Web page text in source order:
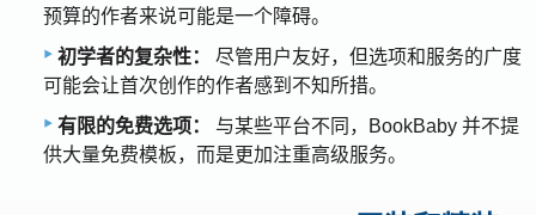
预算的作者来说可能是一个障碍。
初学者的复杂性：
尽管用户友好，但选项和服务的广度
可能会让首次创作的作者感到不知所措。
有限的免费选项：
与某些平台不同，BookBaby 并不提
供大量免费模板，而是更加注重高级服务。